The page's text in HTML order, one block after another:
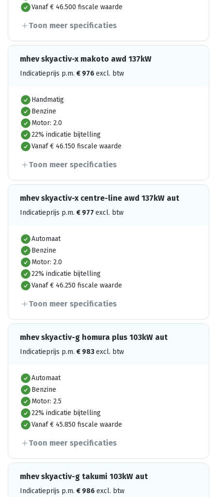
Vanaf € 46.500 fiscale waarde
Toon meer specificaties
mhev skyactiv-x makoto awd 137kW
Indicatieprijs p.m. € 976 excl. btw
Handmatig
Benzine
Motor: 2.0
22% indicatie bijtelling
Vanaf € 46.150 fiscale waarde
Toon meer specificaties
mhev skyactiv-x centre-line awd 137kW aut
Indicatieprijs p.m. € 977 excl. btw
Automaat
Benzine
Motor: 2.0
22% indicatie bijtelling
Vanaf € 46.250 fiscale waarde
Toon meer specificaties
mhev skyactiv-g homura plus 103kW aut
Indicatieprijs p.m. € 983excl. btw
Automaat
Benzine
Motor: 2.5
22% indicatie bijtelling
Vanaf € 45.850 fiscale waarde
Toon meer specificaties
mhev skyactiv-g takumi 103kW aut
Indicatieprijs p.m. € 986 excl. btw